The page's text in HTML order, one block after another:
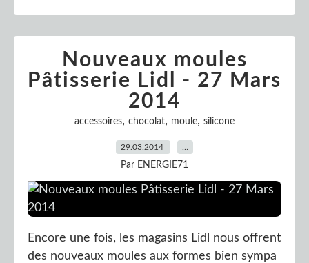
Nouveaux moules
Pâtisserie Lidl - 27 Mars
2014
accessoires, chocolat, moule, silicone
29.03.2014
Par ENERGIE71
Encore une fois, les magasins Lidl nous offrent
des nouveaux moules aux formes bien sympa